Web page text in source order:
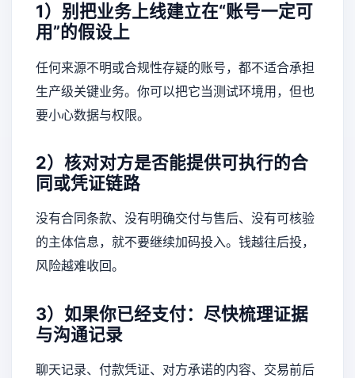
1）别把业务上线建立在“账号一定可
用”的假设上
任何来源不明或合规性存疑的账号，都不适合承担
生产级关键业务。你可以把它当测试环境用，但也
要小心数据与权限。
2）核对对方是否能提供可执行的合
同或凭证链路
没有合同条款、没有明确交付与售后、没有可核验
的主体信息，就不要继续加码投入。钱越往后投，
风险越难收回。
3）如果你已经支付：尽快梳理证据
与沟通记录
聊天记录、付款凭证、对方承诺的内容、交易前后